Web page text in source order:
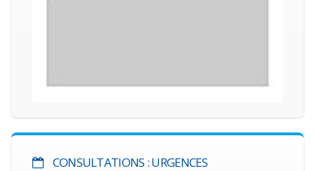
CONSULTATIONS : URGENCES